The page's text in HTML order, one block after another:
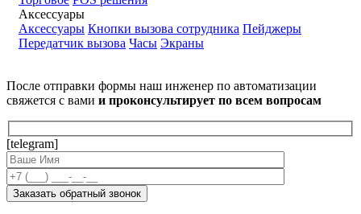
Аксессуары
Аксессуары Кнопки вызова сотрудника Пейджеры
Передатчик вызова Часы Экраны
После отправки формы наш инженер по автоматизации
свяжется с вами и проконсультирует по всем вопросам
[telegram]